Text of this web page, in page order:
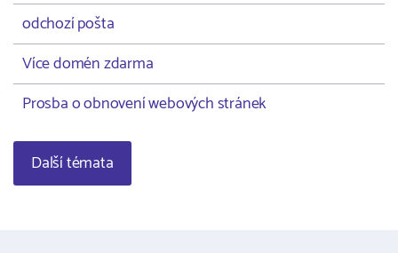
odchozí pošta
Více domén zdarma
Prosba o obnovení webových stránek
Další témata